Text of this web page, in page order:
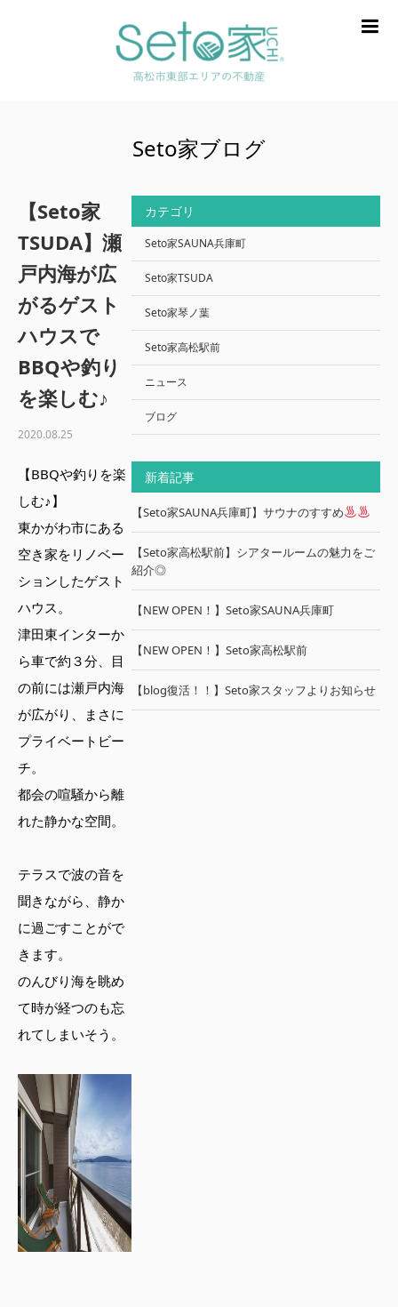
Seto家ブログ
【Seto家
TSUDA】瀬
戸内海が広
がるゲスト
ハウスで
BBQや釣り
を楽しむ♪
2020.08.25
【BBQや釣りを楽
しむ♪】
東かがわ市にある
空き家をリノベー
ションしたゲスト
ハウス。
津田東インターか
ら車で約３分、目
の前には瀬戸内海
が広がり、まさに
プライベートビー
チ。
都会の喧騒から離
れた静かな空間。
テラスで波の音を
聞きながら、静か
に過ごすことがで
きます。
のんびり海を眺め
て時が経つのも忘
れてしまいそう。
カテゴリ
Seto家SAUNA兵庫町
Seto家TSUDA
Seto家琴ノ葉
Seto家高松駅前
ニュース
ブログ
新着記事
【Seto家SAUNA兵庫町】サウナのすすめ
【Seto家高松駅前】シアタールームの魅力をご
紹介◎
【NEW OPEN！】Seto家SAUNA兵庫町
【NEW OPEN！】Seto家高松駅前
【blog復活！！】Seto家スタッフよりお知らせ